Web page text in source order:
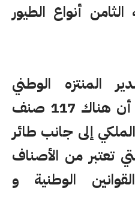
أنواع الطيور
المنتزه الوطني
تلاسمطان بشفشاون أن هناك 117 صنف
إلى جانب طائر
تعتبر من الأصناف
الوطنية و